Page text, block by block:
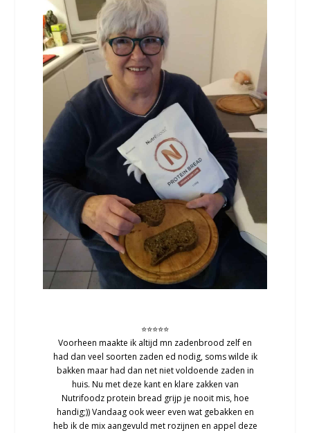
⭐⭐⭐⭐⭐
Voorheen maakte ik altijd mn zadenbrood zelf en
had dan veel soorten zaden ed nodig, soms wilde ik
bakken maar had dan net niet voldoende zaden in
huis. Nu met deze kant en klare zakken van
Nutrifoodz protein bread grijp je nooit mis, hoe
handig;)) Vandaag ook weer even wat gebakken en
heb ik de mix aangevuld met rozijnen en appel deze